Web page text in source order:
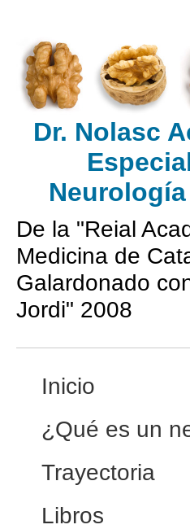
Dr. Nolasc
Neurología
De la "Reial
Medicina de
Galardonado
Jordi" 2008
Inicio
¿Qué es un
Trayectoria
Libros